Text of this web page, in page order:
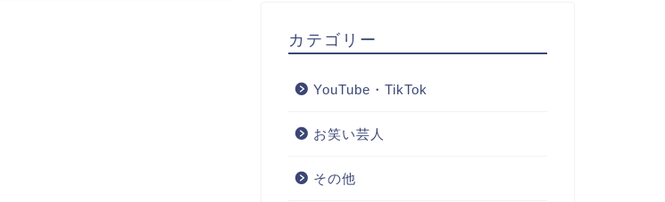
カテゴリー
YouTube・TikTok
お笑い芸人
その他